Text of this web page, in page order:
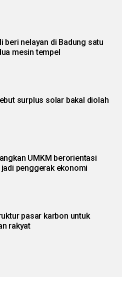
beri nelayan di Badung satu
mesin tempel
surplus solar bakal diolah
UMKM berorientasi
penggerak ekonomi
pasar karbon untuk
rakyat